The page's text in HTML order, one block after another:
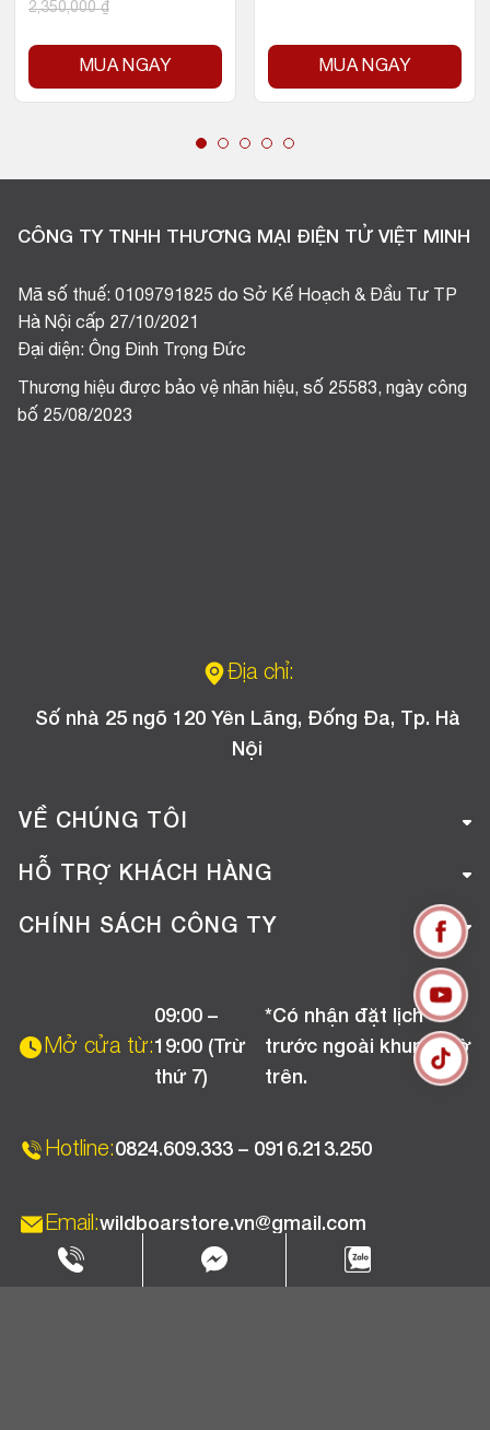
2,350,000₫
MUA NGAY MUA NGAY
CÔNG TY TNHH THƯƠNG MẠI ĐIỆN TỬ VIỆT MINH
Mã số thuế: 0109791825 do Sở Kế Hoạch & Đầu Tư TP
Hà Nội cấp 27/10/2021
Đại diện: Ông Đinh Trọng Đức
Thương hiệu được bảo vệ nhãn hiệu, số 25583, ngày công
bố 25/08/2023
Địa chỉ:
Số nhà 25 ngõ 120 Yên Lãng, Đống Đa, Tp. Hà
Nội
VỀ CHÚNG TÔI
Giới thiệu công ty
Tuyển dụng
HỖ TRỢ KHÁCH HÀNG
Hướng dẫn mua hàng online
Chương trình khuyến mãi
CHÍNH SÁCH CÔNG TY
Chính sách bảo hành
Mở cửa từ:
09:00 –
19:00 (Trừ
thứ 7)
*Có nhận đặt lịch
trước ngoài khung giờ
trên.
Hotline:0824.609.333 – 0916.213.250
Email:wildboarstore.vn@gmail.com